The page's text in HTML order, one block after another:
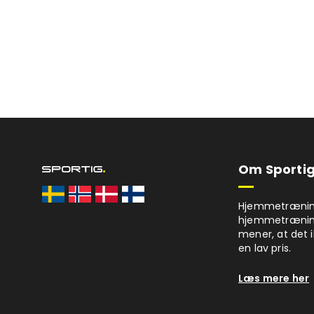
Om
mener, at det
en lav pris.
Læs mere her